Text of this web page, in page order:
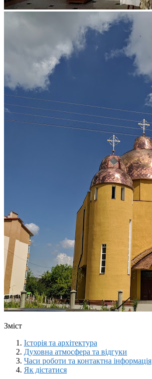
Зміст
Історія та архітектура
Духовна атмосфера та відгуки
Часи роботи та контактна інформація
Як дістатися